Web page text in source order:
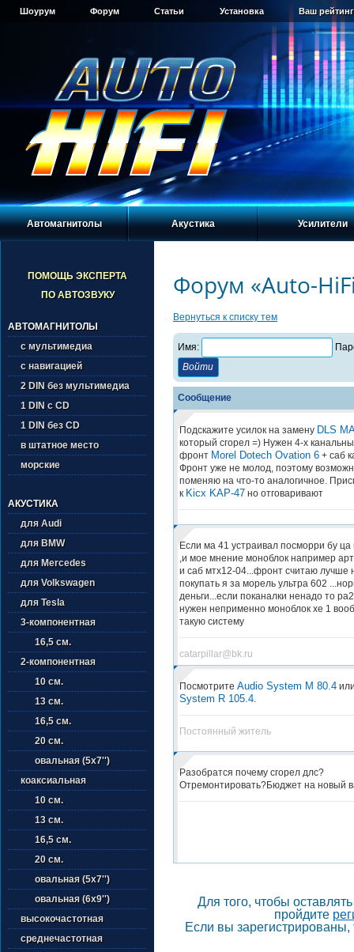
Шоурум Форум Статьи Установка Ваш
Автомагнитолы Акустика Усилители
ПОМОЩЬ ЭКСПЕРТА
ПО АВТОЗВУКУ
АВТОМАГНИТОЛЫ
с мультимедиа
с навигацией
2 DIN без мультимедиа
1 DIN с CD
1 DIN без CD
в штатное место
морские
АКУСТИКА
для Audi
для BMW
для Mercedes
для Volkswagen
для Tesla
3-компонентная
16,5 см.
2-компонентная
10 см.
13 см.
16,5 см.
20 см.
овальная (5х7'')
коаксиальная
10 см.
13 см.
16,5 см.
20 см.
овальная (5х7'')
овальная (6х9'')
высокочастотная
среднечастотная
Форум «Auto-
Вернуться к списку тем
Имя:
Сообщение
Подскажите усилок на замену DLS
который сгорел =) Нужен 4-х
фронт Morel Dotech Ovation 6+ саб
Фронт уже не молод, поэтому
поменяю на что-то аналогичное.
к Kicx KAP-47но отговаривают
Если ма 41 устраивал посморри бу ца
,и мое мнение моноблок например
и саб мтх12-04...фронт считаю лучше
покупать я за морель ультра 602
деньги...если поканалки ненадо то
нужен неприменно моноблок хе 1
такую систему
catarpillar@bk.ru
Посмотрите Audio System M 80.4
System R 105.4.
Постоянный житель
Разобратся почему сгорел длс?
Отремонтировать?Бюджет на новый
Для того, чтобы
пройдите
Если вы